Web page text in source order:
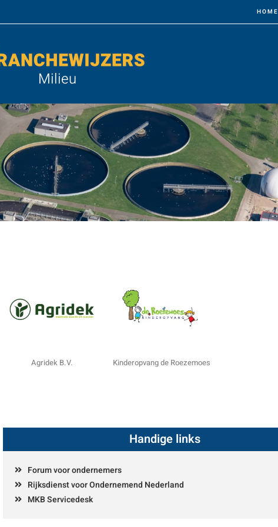
HOME
Milieu
Agridek B.V. Kinderopvang de Roezemoes
Handige links
Forum voor ondernemers
Rijksdienst voor Ondernemend Nederland
MKB Servicedesk